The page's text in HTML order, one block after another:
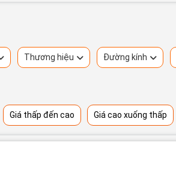
Thương hiệu Đường kính
Giá thấp đến cao Giá cao xuống thấp